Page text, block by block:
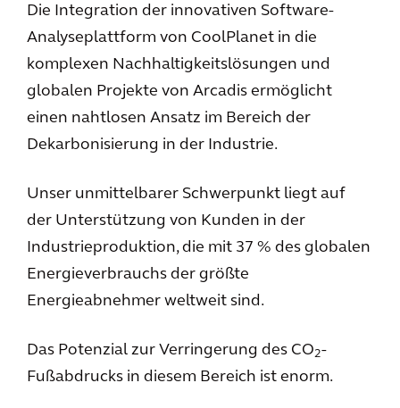
Die Integration der innovativen Software-
Analyseplattform von CoolPlanet in die
komplexen Nachhaltigkeitslösungen und
globalen Projekte von Arcadis ermöglicht
einen nahtlosen Ansatz im Bereich der
Dekarbonisierung in der Industrie.
Unser unmittelbarer Schwerpunkt liegt auf
der Unterstützung von Kunden in der
Industrieproduktion, die mit 37 % des globalen
Energieverbrauchs der größte
Energieabnehmer weltweit sind.
Das Potenzial zur Verringerung des CO2-
Fußabdrucks in diesem Bereich ist enorm.